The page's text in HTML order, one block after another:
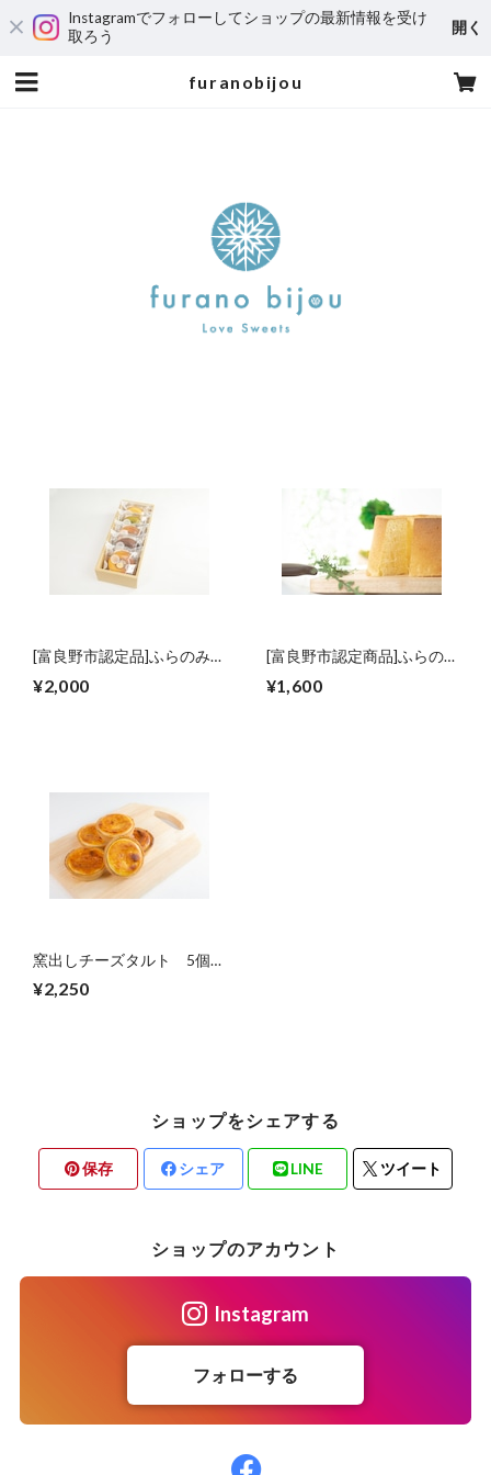
Instagramでフォローしてショップの最新情報を受け
取ろう
開く
furanobijou
[富良野市認定品]ふらのみ
¥2,000
[富良野市認定商品]ふらの
¥1,600
窯出しチーズタルト 5個
¥2,250
ショップをシェアする
保存 シェア LINE ツイート
ショップのアカウント
Instagram
フォローする